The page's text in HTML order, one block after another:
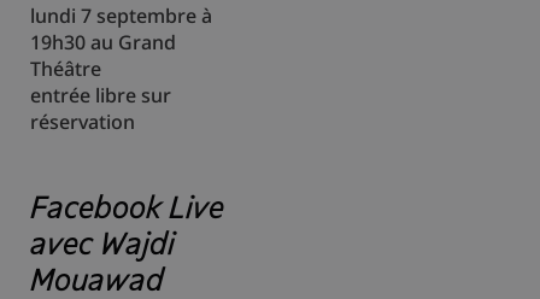
lundi 7 septembre à
19h30 au Grand
Théâtre
entrée libre sur
réservation
Facebook Live
avec Wajdi
Mouawad